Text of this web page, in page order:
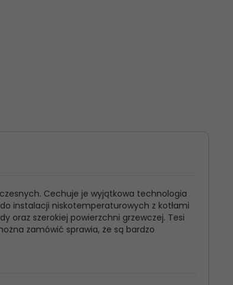
Cechuje je wyjątkowa technologia
instalacji niskotemperaturowych z kotłami
oraz szerokiej powierzchni grzewczej. Tesi
zamówić sprawia, że są bardzo